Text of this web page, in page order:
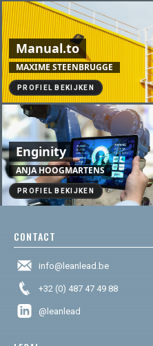
Manual.to
MAXIME STEENBRUGGE
PROFIEL BEKIJKEN
Enginity
ANJA HOOGMARTENS
PROFIEL BEKIJKEN
CONTACT
info@leanlead.be
+32 (0) 487 47 49 88
@leanlead